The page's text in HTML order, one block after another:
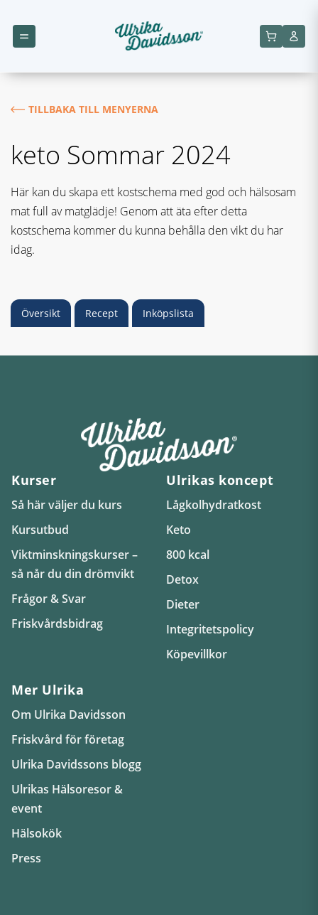
TILLBAKA TILL MENYERNA
keto Sommar 2024
Här kan du skapa ett kostschema med god och hälsosam
mat full av matglädje! Genom att äta efter detta
kostschema kommer du kunna behålla den vikt du har
idag.
Översikt Recept Inköpslista
Kurser
Så här väljer du kurs
Kursutbud
Viktminskningskurser –
så når du din drömvikt
Frågor & Svar
Friskvårdsbidrag
Ulrikas koncept
Lågkolhydratkost
Keto
800 kcal
Detox
Dieter
Integritetspolicy
Köpevillkor
Mer Ulrika
Om Ulrika Davidsson
Friskvård för företag
Ulrika Davidssons blogg
Ulrikas Hälsoresor &
event
Hälsokök
Press